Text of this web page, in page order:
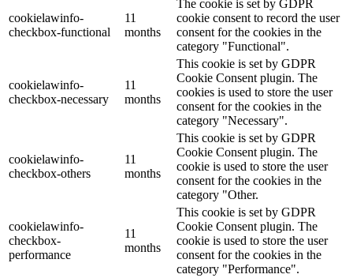
cookielawinfo-
checkbox-functional
11
months
The cookie is set by GDPR
cookie consent to record the user
consent for the cookies in the
category "Functional".
cookielawinfo-
checkbox-necessary
11
months
This cookie is set by GDPR
Cookie Consent plugin. The
cookies is used to store the user
consent for the cookies in the
category "Necessary".
cookielawinfo-
checkbox-others
11
months
This cookie is set by GDPR
Cookie Consent plugin. The
cookie is used to store the user
consent for the cookies in the
category "Other.
cookielawinfo-
checkbox-
performance
11
months
This cookie is set by GDPR
Cookie Consent plugin. The
cookie is used to store the user
consent for the cookies in the
category "Performance".